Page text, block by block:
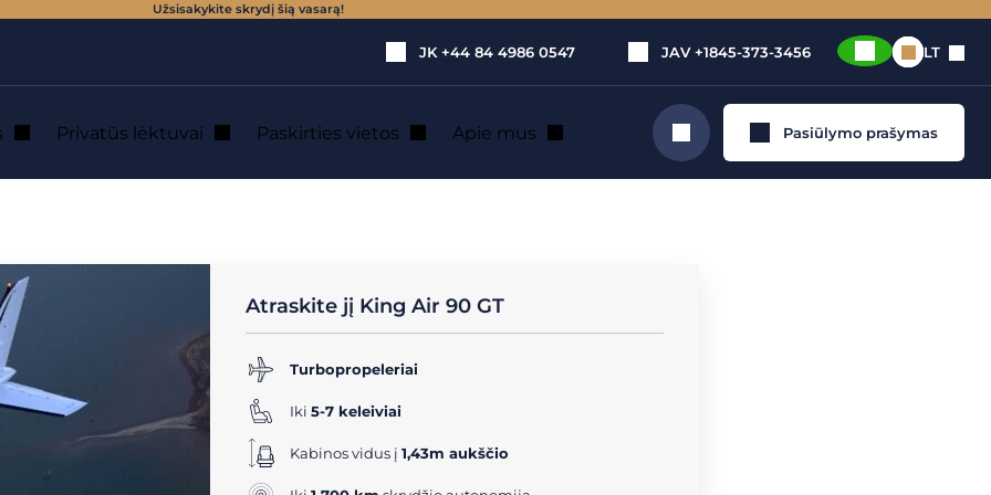
Užsisakykite skrydį šią vasarą!
JK +44 84 4986 0547 JAV +1845-373-3456 LT
Privatūs lėktuvai Paskirties vietos Apie mus Ieškoti Pasiūlymo prašymas
Atraskite jį King Air 90 GT
Turbopropeleriai
Iki 5-7 keleiviai
Kabinos vidus į 1,43m aukščio